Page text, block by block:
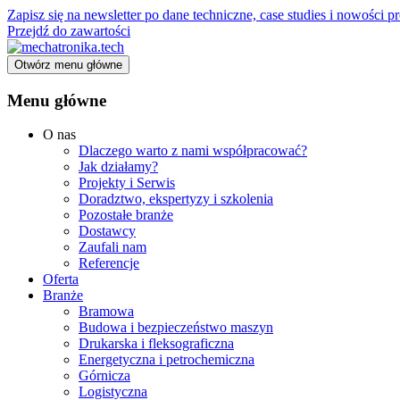
Zapisz się na newsletter po dane techniczne, case studies i nowości
Przejdź do zawartości
Otwórz menu główne
Menu główne
O nas
Dlaczego warto z nami współpracować?
Jak działamy?
Projekty i Serwis
Doradztwo, ekspertyzy i szkolenia
Pozostałe branże
Dostawcy
Zaufali nam
Referencje
Oferta
Branże
Bramowa
Budowa i bezpieczeństwo maszyn
Drukarska i fleksograficzna
Energetyczna i petrochemiczna
Górnicza
Logistyczna